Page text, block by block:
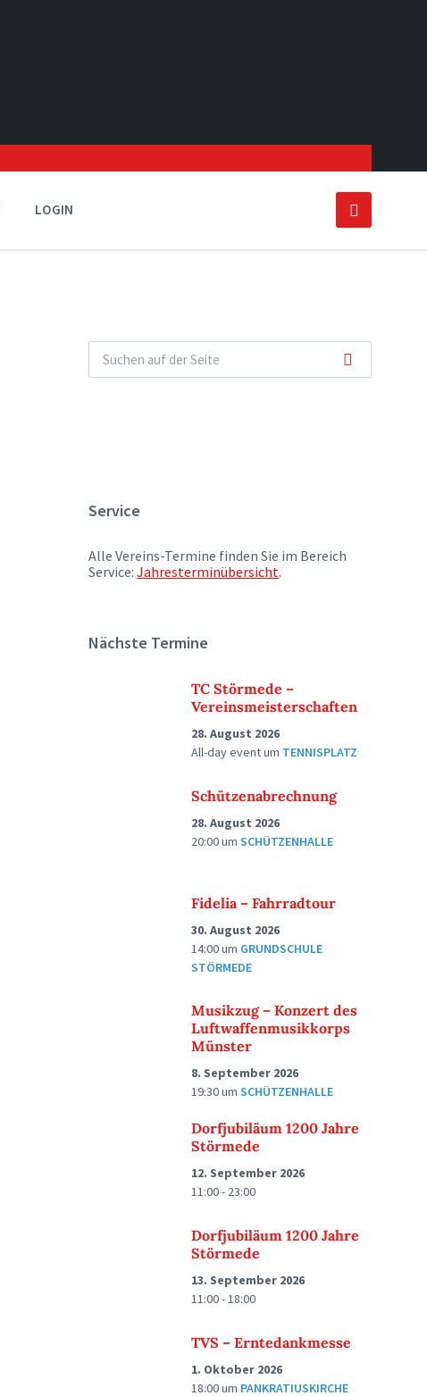
LOGIN
Service
Alle Vereins-Termine finden Sie im Bereich
Service:Jahresterminübersicht.
Nächste Termine
TC Störmede –
Vereinsmeisterschaften
28. August 2026
All-day eventum TENNISPLATZ
Schützenabrechnung
28. August 2026
20:00umSCHÜTZENHALLE
Fidelia – Fahrradtour
30. August 2026
14:00um GRUNDSCHULE
STÖRMEDE
Musikzug – Konzert des
Luftwaffenmusikkorps
Münster
8. September 2026
19:30umSCHÜTZENHALLE
Dorfjubiläum 1200 Jahre
Störmede
12. September 2026
11:00 - 23:00
Dorfjubiläum 1200 Jahre
Störmede
13. September 2026
11:00 - 18:00
TVS – Erntedankmesse
1. Oktober 2026
18:00um PANKRATIUSKIRCHE